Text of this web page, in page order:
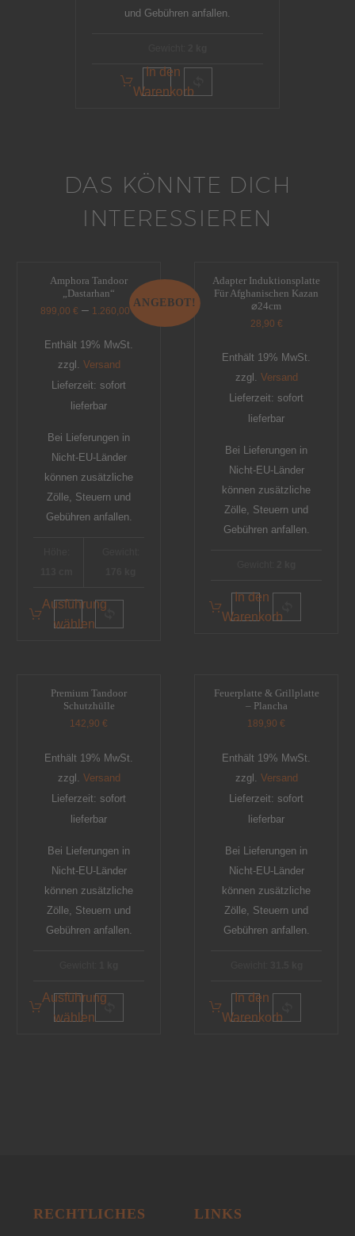
und Gebühren anfallen.
In den
Warenkorb
DAS KÖNNTE DICH
INTERESSIEREN
ANGEBOT!
Amphora Tandoor
„Dastarhan“
899,00 € – 1.260,00€
Enthält 19% MwSt.
zzgl. Versand
Lieferzeit: sofort
lieferbar
Bei Lieferungen in
Nicht-EU-Länder
können zusätzliche
Zölle, Steuern und
Gebühren anfallen.
Ausführung
wählen
Adapter Induktionsplatte
Für Afghanischen Kazan
⌀24cm
28,90 €
Enthält 19% MwSt.
zzgl. Versand
Lieferzeit: sofort
lieferbar
Bei Lieferungen in
Nicht-EU-Länder
können zusätzliche
Zölle, Steuern und
Gebühren anfallen.
In den
Warenkorb
Premium Tandoor
Schutzhülle
142,90 €
Enthält 19% MwSt.
zzgl. Versand
Lieferzeit: sofort
lieferbar
Bei Lieferungen in
Nicht-EU-Länder
können zusätzliche
Zölle, Steuern und
Gebühren anfallen.
Ausführung
wählen
Feuerplatte & Grillplatte
– Plancha
189,90 €
Enthält 19% MwSt.
zzgl. Versand
Lieferzeit: sofort
lieferbar
Bei Lieferungen in
Nicht-EU-Länder
können zusätzliche
Zölle, Steuern und
Gebühren anfallen.
In den
Warenkorb
RECHTLICHES LINKS